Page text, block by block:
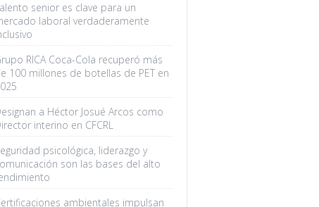
senior es clave para un
laboral verdaderamente
RICA Coca-Cola recuperó más
100 millones de botellas de PET en
a Héctor Josué Arcos como
interino en CFCRL
psicológica, liderazgo y
son las bases del alto
ambientales impulsan